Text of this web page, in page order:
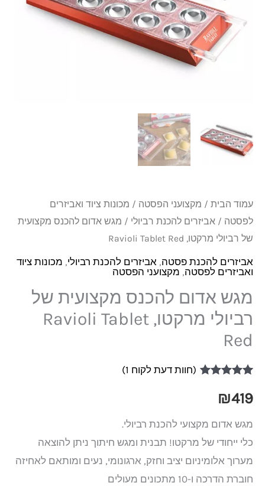
עמוד הבית / מקצועני הפסטה / מכונות ציוד ואביזרים
לפסטה / אביזרים להכנת רביולי / מגש אדום להכנס מקצועית
של רביולי מרקטו, Ravioli Tablet Red
אביזרים להכנת פסטה, אביזרים להכנת רביולי, מכונות ציוד
ואביזרים לפסטה, מקצועני הפסטה
מגש אדום להכנס מקצועית של
רביולי מרקטו, Ravioli Tablet
Red
מתוך 5 מבוסס
על דירוגים של
(חוות דעת לקוח 1
)
₪419
מגש אדום מקצועי להכנת רביולי.
כלי ייחודי של מרקטו! תבנית ומגש חיתוך ניתן להוצאה
מערוך אלומיניום יציב וחזק, ארגונומי, נעים ומותאם לאחיזה
חוברת הדרכה ו-10 מתכונים מעולים
מקצועית
של
רביולי